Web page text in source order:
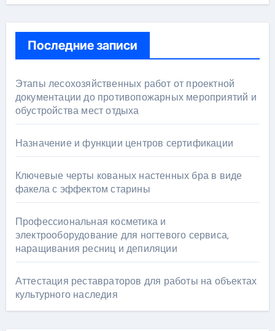
Последние записи
Этапы лесохозяйственных работ от проектной
документации до противопожарных мероприятий и
обустройства мест отдыха
Назначение и функции центров сертификации
Ключевые черты кованых настенных бра в виде
факела с эффектом старины
Профессиональная косметика и
электрооборудование для ногтевого сервиса,
наращивания ресниц и депиляции
Аттестация реставраторов для работы на объектах
культурного наследия